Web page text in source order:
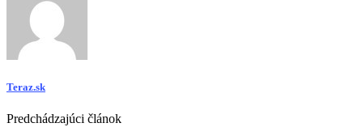
Teraz.sk
Predchádzajúci článok